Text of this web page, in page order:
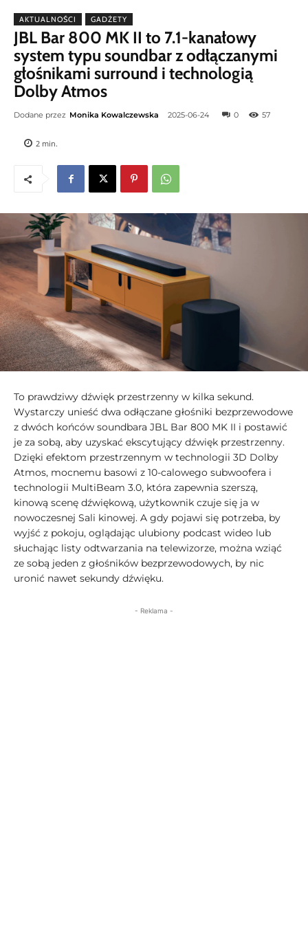
AKTUALNOŚCI GADŻETY
JBL Bar 800 MK II to 7.1-kanałowy
system typu soundbar z odłączanymi
głośnikami surround i technologią
Dolby Atmos
Dodane przez Monika Kowalczewska 2025-06-24 0 57
2 min.
To prawdziwy dźwięk przestrzenny w kilka sekund.
Wystarczy unieść dwa odłączane głośniki bezprzewodowe
z dwóch końców soundbara JBL Bar 800 MK II i postawić
je za sobą, aby uzyskać ekscytujący dźwięk przestrzenny.
Dzięki efektom przestrzennym w technologii 3D Dolby
Atmos, mocnemu basowi z 10-calowego subwoofera i
technologii MultiBeam 3.0, która zapewnia szerszą,
kinową scenę dźwiękową, użytkownik czuje się ja w
nowoczesnej Sali kinowej. A gdy pojawi się potrzeba, by
wyjść z pokoju, oglądając ulubiony podcast wideo lub
słuchając listy odtwarzania na telewizorze, można wziąć
ze sobą jeden z głośników bezprzewodowych, by nic
uronić nawet sekundy dźwięku.
- Reklama -